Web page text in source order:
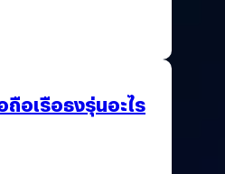
อเรือธงรุ่นอะไร